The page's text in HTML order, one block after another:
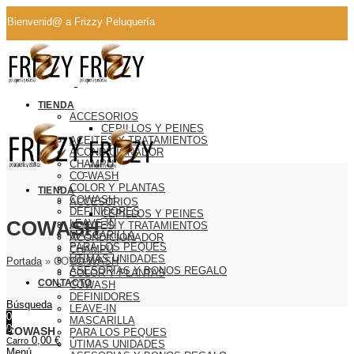
Bienvenid@ a Frizzy Peluquería
Whatsapp
TIENDA
ACCESORIOS
CEPILLOS Y PEINES
ACEITES Y TRATAMIENTOS
ACONDICIONADOR
CHAMPU
CO-WASH
COLOR Y PLANTAS
COWASH
DEFINIDORES
LEAVE-IN
MASCARILLA
PARA LOS PEQUES
ÚTIMAS UNIDADES
ASESORIAS Y BONOS REGALO
CONTACTO
Búsqueda
0
0
Carro 0,00 €
TIENDA
ACCESORIOS
CEPILLOS Y PEINES
ACEITES Y TRATAMIENTOS
ACONDICIONADOR
CHAMPU
CO-WASH
COLOR Y PLANTAS
COWASH
DEFINIDORES
LEAVE-IN
MASCARILLA
PARA LOS PEQUES
ÚTIMAS UNIDADES
COWASH
Portada » COWASH
COWASH